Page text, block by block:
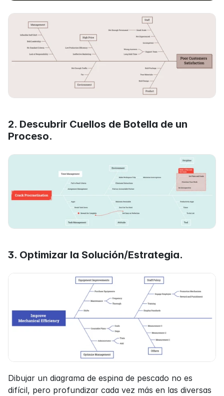
2. Descubrir Cuellos de Botella de un
Proceso.
3. Optimizar la Solución/Estrategia.
Dibujar un diagrama de espina de pescado no es
difícil, pero profundizar cada vez más en las diversas